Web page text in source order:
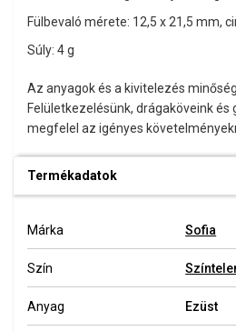
Fülbevaló mérete: 12,5 x 21,5 mm,
Súly: 4 g
Az anyagok és a kivitelezés
Felületkezelésünk, drágaköveink és
megfelel az igényes
Termékadatok
Márka Sofia
Szín
Anyag Ezüst